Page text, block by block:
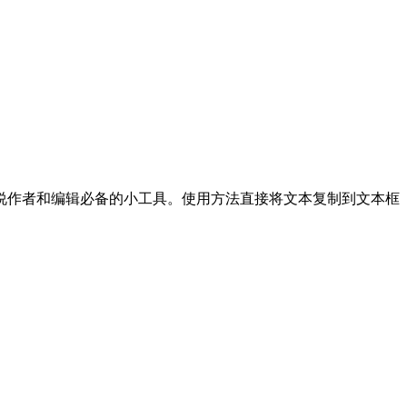
者和编辑必备的小工具。使用方法直接将文本复制到文本框